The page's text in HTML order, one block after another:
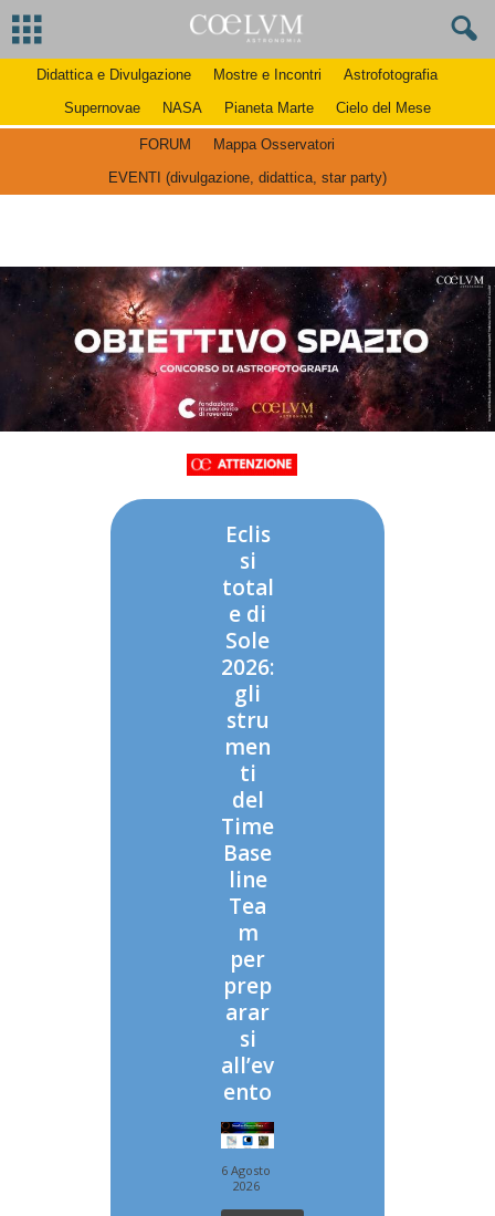
Didattica e Divulgazione Mostre e Incontri
Astrofotografia
Supernovae
NASA Pianeta Marte Cielo del Mese
FORUM
Mappa Osservatori
EVENTI (divulgazione, didattica, star party)
Eclis
si
total
e di
Sole
2026:
gli
stru
men
ti
del
Time
Base
line
Tea
m
per
prep
arar
si
all’ev
ento
6 Agosto
2026